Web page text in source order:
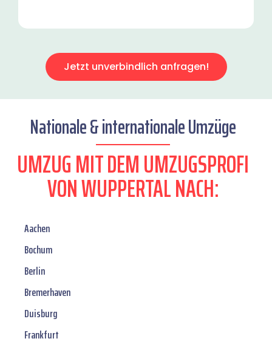
Jetzt unverbindlich anfragen!
Nationale & internationale Umzüge
UMZUG MIT DEM UMZUGSPROFI
VON WUPPERTAL NACH:
Aachen
Bochum
Berlin
Bremerhaven
Duisburg
Frankfurt